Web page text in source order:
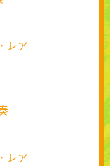
レア
レア